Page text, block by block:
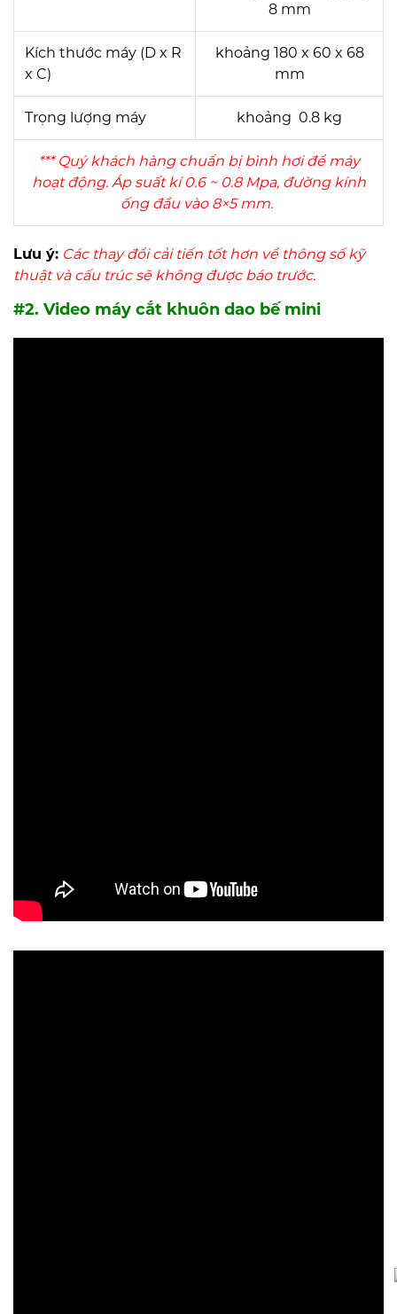
8 mm
Kích thước máy (D x R
x C)
khoảng 180 x 60 x 68
mm
Trọng lượng máy khoảng 0.8 kg
*** Quý khách hàng chuẩn bị bình hơi để máy
hoạt động. Áp suất kí 0.6 ~ 0.8 Mpa, đường kính
ống đầu vào 8×5 mm.
Lưu ý: Các thay đổi cải tiến tốt hơn về thông số kỹ
thuật và cấu trúc sẽ không được báo trước.
#2. Video máy cắt khuôn dao bế mini